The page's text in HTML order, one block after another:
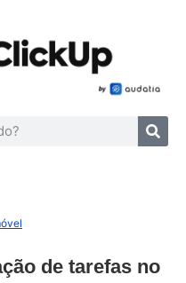
de tarefas no